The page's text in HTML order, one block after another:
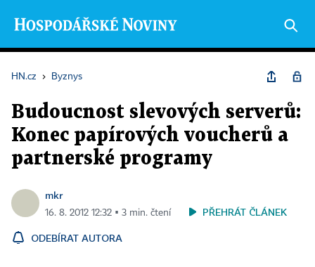
HN.cz › Byznys
Budoucnost slevových serverů:
Konec papírových voucherů a
partnerské programy
mkr
16. 8. 2012 12:32 ▪ 3 min. čtení PŘEHRÁT ČLÁNEK
ODEBÍRAT AUTORA